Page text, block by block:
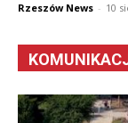
Rzeszów News - 10